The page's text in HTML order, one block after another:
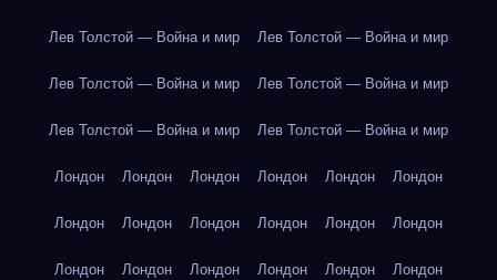
Лев Толстой — Война и мир Лев Толстой — Война и мир
Лев Толстой — Война и мир Лев Толстой — Война и мир
Лев Толстой — Война и мир Лев Толстой — Война и мир
Лондон Лондон Лондон Лондон Лондон Лондон
Лондон Лондон Лондон Лондон Лондон Лондон
Лондон Лондон Лондон Лондон Лондон Лондон